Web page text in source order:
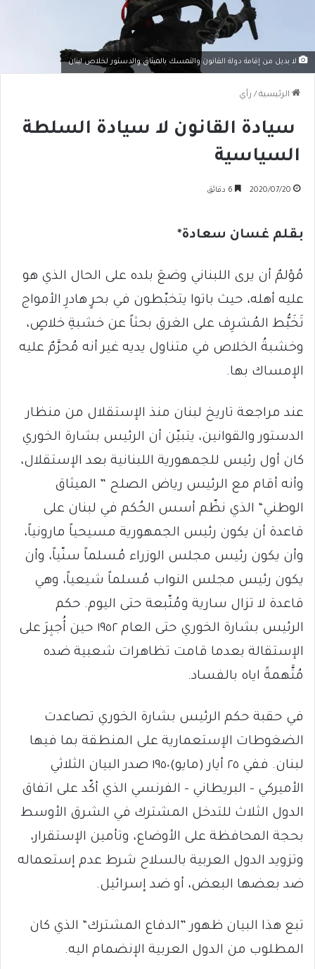
لا بديل من إقامة دولة القانون والتمسك بالميثاق والدستور لخلاص لبنان
الرئيسية / رأي
سيادة القانون لا سيادة السلطة
السياسية
2020/07/20
بقلم غسان سعادة*
مُؤلمٌ أن يرى اللبناني وضعَ بلده على الحال الذي هو
عليه أهله، حيث باتوا يتخبّطون في بحرٍ هادرِ الأمواج
تَخَبُّط المُشرِف على الغرق بحثاً عن خشبةِ خلاصٍ،
وخشبةُ الخلاص في متناول يديه غير أنه مُحرَّمٌ عليه
الإمساك بها.
عند مراجعة تاريخ لبنان منذ الإستقلال من منظار
الدستور والقوانين، يتبيّن أن الرئيس بشارة الخوري
كان أول رئيس للجمهورية اللبنانية بعد الإستقلال،
وأنه أقام مع الرئيس رياض الصلح ” الميثاق
الوطني“ الذي نظّم أسس الحُكم في لبنان على
قاعدة أن يكون رئيس الجمهورية مسيحياً مارونياً،
وأن يكون رئيس مجلس الوزراء مُسلماً سنّياً، وأن
يكون رئيس مجلس النواب مُسلماً شيعياً، وهي
قاعدة لا تزال سارية ومُتّبعة حتى اليوم. حكم
الرئيس بشارة الخوري حتى العام ١٩٥٢ حين أُجبِرَ على
الإستقالة بعدما قامت تظاهرات شعبية ضده
مُتَّهمةً اياه بالفساد.
في حقبة حكم الرئيس بشارة الخوري تصاعدت
الضغوطات الإستعمارية على المنطقة بما فيها
لبنان. ففي ٢٥ أيار (مايو)١٩٥٠ صدر البيان الثلاثي
الأميركي – البريطاني – الفرنسي الذي أكّد على اتفاق
الدول الثلاث للتدخل المشترك في الشرق الأوسط
بحجة المحافظة على الأوضاع، وتأمين الإستقرار،
وتزويد الدول العربية بالسلاح شرط عدم إستعماله
ضد بعضها البعض، أو ضد إسرائيل.
تبع هذا البيان ظهور ”الدفاع المشترك“ الذي كان
المطلوب من الدول العربية الإنضمام اليه.